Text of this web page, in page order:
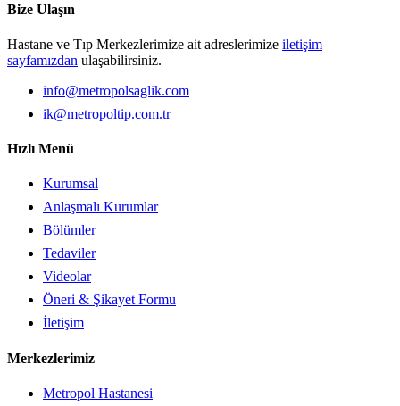
Bize Ulaşın
Hastane ve Tıp Merkezlerimize ait adreslerimize iletişim
sayfamızdan ulaşabilirsiniz.
info@metropolsaglik.com
ik@metropoltip.com.tr
Hızlı Menü
Kurumsal
Anlaşmalı Kurumlar
Bölümler
Tedaviler
Videolar
Öneri & Şikayet Formu
İletişim
Merkezlerimiz
Metropol Hastanesi